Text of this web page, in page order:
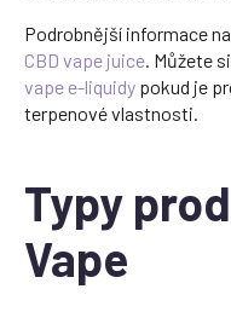
Podrobnější informace
CBD vape juice. Můžete
vape e-liquidy pokud je
terpenové vlastnosti.
Typy
Vape